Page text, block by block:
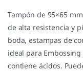
Tampón de 95×65
de alta resistencia y
boda, estampas de
ideal para
contiene ácidos.